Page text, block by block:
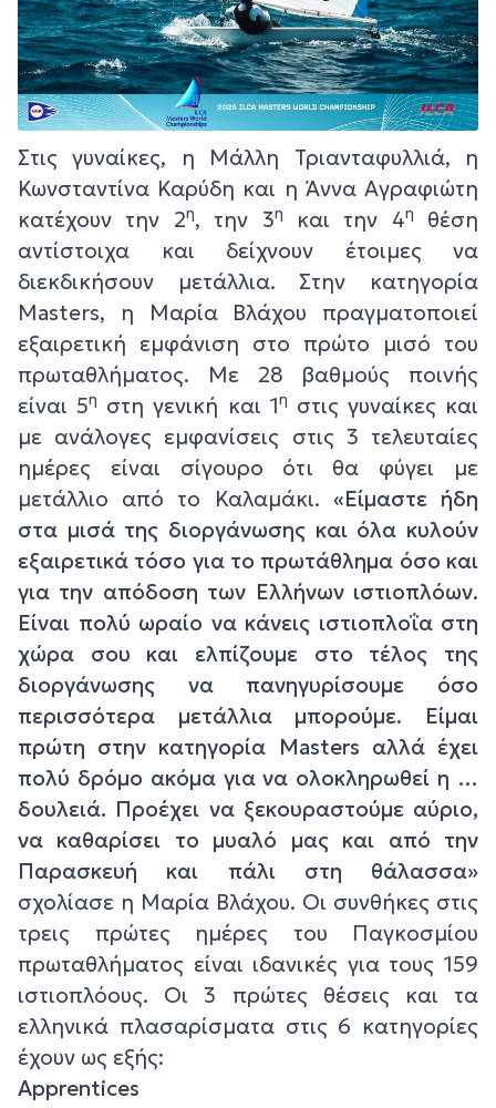
Στις γυναίκες, η Μάλλη Τριανταφυλλιά, η
Κωνσταντίνα Καρύδη και η Άννα Αγραφιώτη
κατέχουν την 2η, την 3η και την 4η
θέση
αντίστοιχα και δείχνουν έτοιμες να
διεκδικήσουν μετάλλια. Στην κατηγορία
Masters, η Μαρία Βλάχου πραγματοποιεί
εξαιρετική εμφάνιση στο πρώτο μισό του
πρωταθλήματος. Με 28 βαθμούς ποινής
είναι 5η στη γενική και 1η στις γυναίκες και
με ανάλογες εμφανίσεις στις 3 τελευταίες
ημέρες είναι σίγουρο ότι θα φύγει με
μετάλλιο από το Καλαμάκι. «Είμαστε ήδη
στα μισά της διοργάνωσης και όλα κυλούν
εξαιρετικά τόσο για το πρωτάθλημα όσο και
για την απόδοση των Ελλήνων ιστιοπλόων.
Είναι πολύ ωραίο να κάνεις ιστιοπλοΐα στη
χώρα σου και ελπίζουμε στο τέλος της
διοργάνωσης να πανηγυρίσουμε όσο
περισσότερα μετάλλια μπορούμε. Είμαι
πρώτη στην κατηγορία Masters αλλά έχει
πολύ δρόμο ακόμα για να ολοκληρωθεί η …
δουλειά. Προέχει να ξεκουραστούμε αύριο,
να καθαρίσει το μυαλό μας και από την
Παρασκευή και πάλι στη θάλασσα»
σχολίασε η Μαρία Βλάχου. Οι συνθήκες στις
τρεις πρώτες ημέρες του Παγκοσμίου
πρωταθλήματος είναι ιδανικές για τους 159
ιστιοπλόους. Οι 3 πρώτες θέσεις και τα
ελληνικά πλασαρίσματα στις 6 κατηγορίες
έχουν ως εξής:
Apprentices